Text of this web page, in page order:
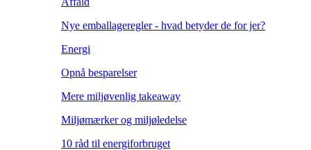
Nye emballageregler - hvad betyder de for jer?
Energi
Opnå besparelser
Mere miljøvenlig takeaway
Miljømærker og miljøledelse
10 råd til energiforbruget